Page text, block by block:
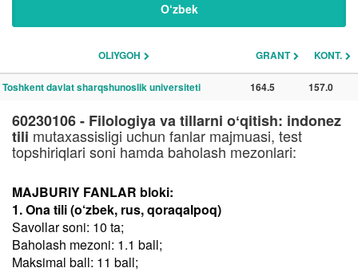
O‘zbek
OLIYGOH GRANT KONT.
Toshkent davlat sharqshunoslik universiteti 164.5 157.0
60230106 - Filologiya va tillarni oʻqitish: indonez
tili mutaxassisligi uchun fanlar majmuasi, test
topshiriqlari soni hamda baholash mezonlari:
MAJBURIY FANLAR bloki:
1. Ona tili (o‘zbek, rus, qoraqalpoq)
Savollar soni: 10 ta;
Baholash mezoni: 1.1 ball;
Maksimal ball: 11 ball;